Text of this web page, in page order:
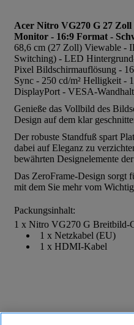
Acer Nitro VG270 G 27
Monitor - 16:9 Format -
68,6 cm (27 Zoll) Viewable -
Switching) - LED
Pixel Bildschirmauflösung -
Sync - 250 cd/m² Helligkeit -
DisplayPort - VESA-
Genieße das Vollbild des
Design auf dem klar
Der robuste Standfuß spart
dabei auf Eleganz zu
bewährten Designelemente
Das ZeroFrame-Design sorgt
mit dem Sie mehr vom
Packungsinhalt:
1 x Nitro VG270 G Breitbild-
1 x Netzkabel (EU)
1 x HDMI-Kabel